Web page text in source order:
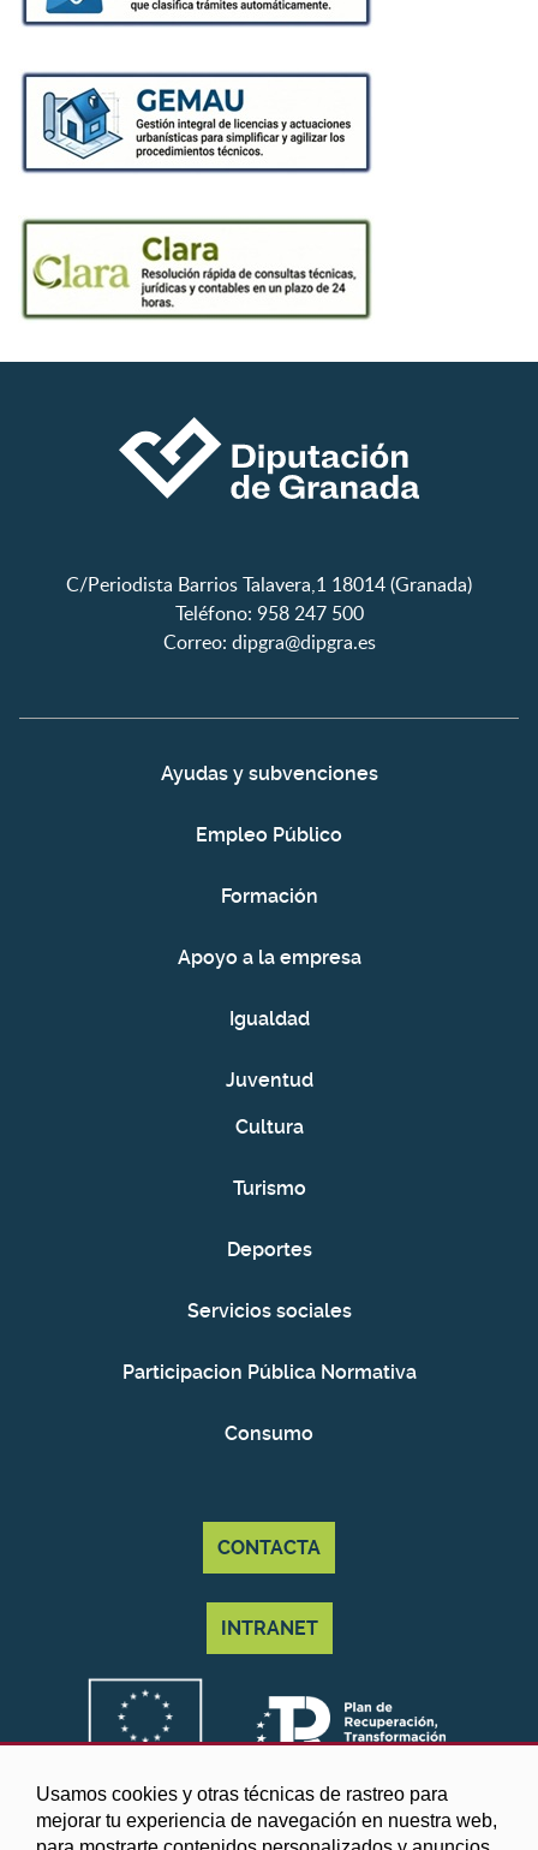
Usamos cookies y otras técnicas de rastreo para
mejorar tu experiencia de navegación en nuestra web,
C/Periodista Barrios Talavera,1 18014 (Granada)
Teléfono: 958 247 500
Correo: dipgra@dipgra.es
Ayudas y subvenciones
Empleo Público
Formación
Apoyo a la empresa
Igualdad
Juventud
Cultura
Turismo
Deportes
Servicios sociales
Participacion Pública Normativa
Consumo
CONTACTA
INTRANET